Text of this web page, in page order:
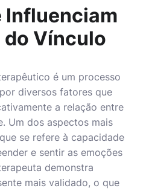
Influenciam
do Vínculo
é um processo
diversos fatores que
a relação entre
Um dos aspectos mais
se refere à capacidade
e sentir as emoções
demonstra
mais validado, o que